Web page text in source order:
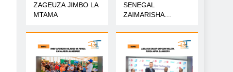
ZAGEUZA JIMBO LA
MTAMA
SENEGAL
ZAIMARISHA
NISHATI